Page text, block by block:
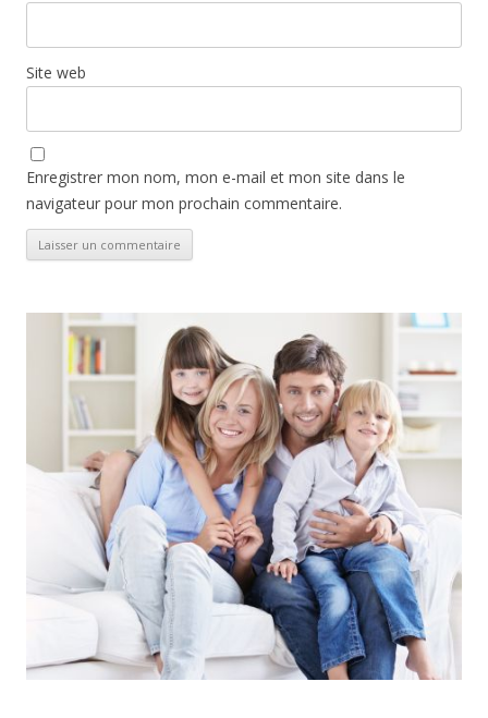
Site web
Enregistrer mon nom, mon e-mail et mon site dans le
navigateur pour mon prochain commentaire.